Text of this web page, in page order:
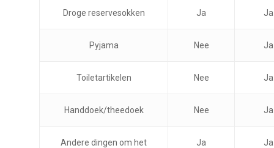
Droge reservesokken Ja Ja
Pyjama Nee Ja
Toiletartikelen Nee Ja
Handdoek/theedoek Nee Ja
Andere dingen om het
Ja Ja